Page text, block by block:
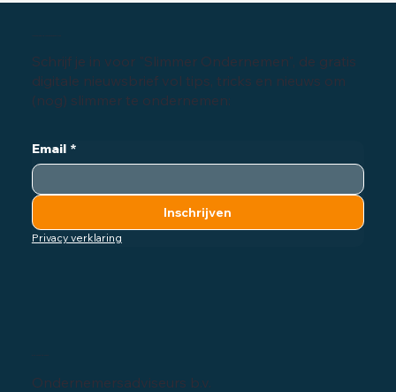
Inschrijven digitale nieuwsbrief
Schrijf je in voor "Slimmer Ondernemen", de gratis
digitale nieuwsbrief vol tips, tricks en nieuws om
(nog) slimmer te ondernemen:
Bedrijfsgegevens
Ondernemersadviseurs b.v.
Email *
Inschrijven
Privacy verklaring